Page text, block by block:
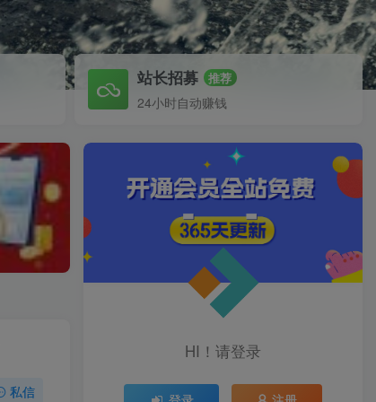
站长招募 推荐
24小时自动赚钱
私信
HI！请登录